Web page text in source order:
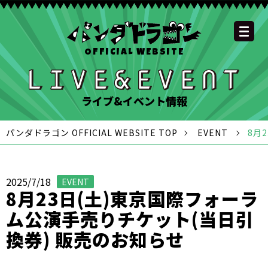
OFFICIAL WEBSITEOFFICIAL SITE TOP
NEWS MEMBER
SCHEDULE DISCOGRAPHY
GOODS
FAQ CONTACT
YOUTUBE
CHANNEL
INSTAGRAM
OFFICIAL
TWITTER
OFFICIAL LINE
ACCOUNT
OFFICIAL
TIKTOK
ライブ&イベント情報
パンダドラゴン OFFICIAL WEBSITE TOP EVENT 8月
2025/7/18 EVENT
8月23日(土)東京国際フォーラ
ム公演手売りチケット(当日引
換券) 販売のお知らせ